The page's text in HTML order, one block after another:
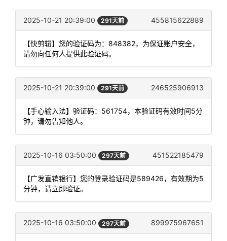
2025-10-21 20:39:00 291天前 455815622889
【快剪辑】您的验证码为：848382，为保证账户安全，
请勿向任何人提供此验证码。
2025-10-21 20:39:00 291天前 246525906913
【手心输入法】验证码：561754，本验证码有效时间5分
钟，请勿告知他人。
2025-10-16 03:50:00 297天前 451522185479
【广发直销银行】您的登录验证码是589426，有效期为5
分钟，请立即验证。
2025-10-16 03:50:00 297天前 899975967651